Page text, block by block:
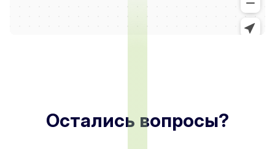
Остались вопросы?